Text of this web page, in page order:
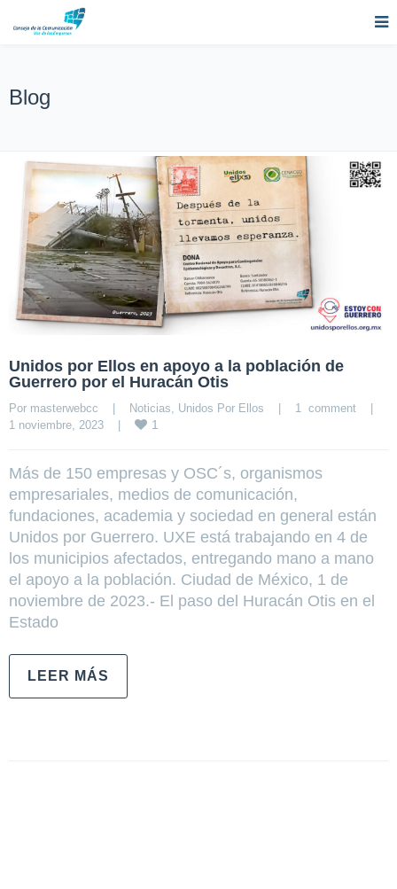
Blog
Unidos por Ellos en apoyo a la población de
Guerrero por el Huracán Otis
Por masterwebcc | Noticias Unidos Por Ellos | 1  comment
|
1 noviembre, 2023 | 1
Más de 150 empresas y OSC´s, organismos
empresariales, medios de comunicación,
fundaciones, academia y sociedad en general están
Unidos por Guerrero. UXE está trabajando en 4 de
los municipios afectados, entregando mano a mano
el apoyo a la población. Ciudad de México, 1 de
noviembre de 2023.- El paso del Huracán Otis en el
Estado
LEER MÁS